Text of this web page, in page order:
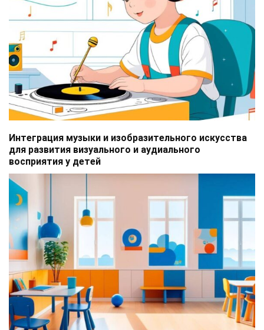
Интеграция музыки и изобразительного искусства
для развития визуального и аудиального
восприятия у детей